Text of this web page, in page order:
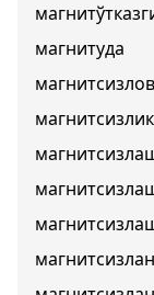
магнитуда
магнитсизлик